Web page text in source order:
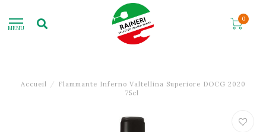
MENU
0
Accueil / Flammante Inferno Valtellina Superiore DOCG 2020
75cl